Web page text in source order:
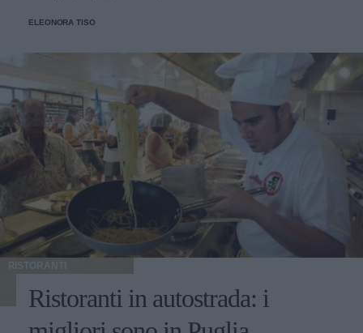
ELEONORA TISO
RISTORANTI
Ristoranti in autostrada: i